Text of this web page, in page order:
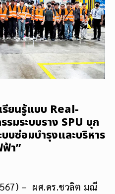
รียนรู้แบบ Real-
มระบบราง SPU บุก
บซ่อมบำรุงและบริหาร
า”
– ผศ.ดร.ชวลิต มณี